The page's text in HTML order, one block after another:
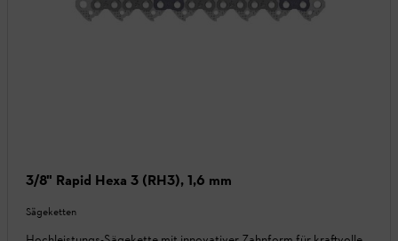
3/8" Rapid Hexa 3 (RH3), 1,6 mm
Sägeketten